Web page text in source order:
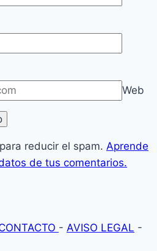
Web
reducir el spam. Aprende
de tus comentarios.
- AVISO LEGAL -